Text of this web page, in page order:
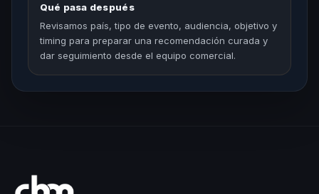
Qué pasa después
Revisamos país, tipo de evento, audiencia, objetivo y
timing para preparar una recomendación curada y
dar seguimiento desde el equipo comercial.